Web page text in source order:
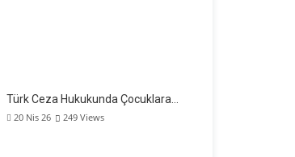
Türk Ceza Hukukunda Çocuklara…
20 Nis 26 249 Views